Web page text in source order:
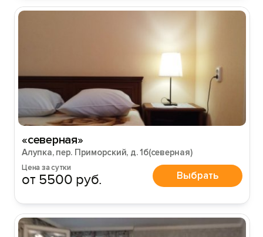
«северная»
Алупка, пер. Приморский, д. 1б(северная)
Цена за сутки
от 5500 руб. Выбрать